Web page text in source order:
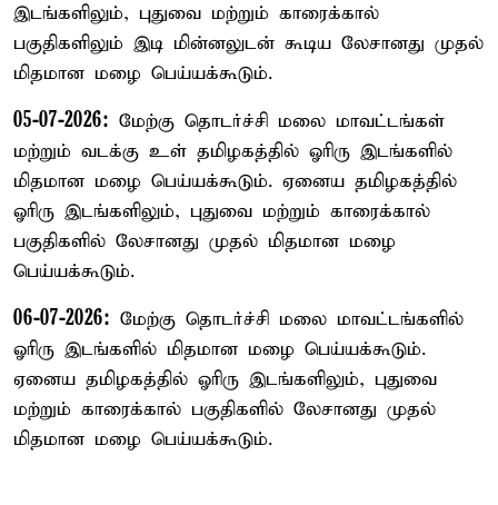
இடங்களிலும், புதுவை மற்றும் காரைக்கால்
பகுதிகளிலும் இடி மின்னலுடன் கூடிய லேசானது முதல்
மிதமான மழை பெய்யக்கூடும்.
05-07-2026: மேற்கு தொடர்ச்சி மலை மாவட்டங்கள்
மற்றும் வடக்கு உள் தமிழகத்தில் ஓரிரு இடங்களில்
மிதமான மழை பெய்யக்கூடும். ஏனைய தமிழகத்தில்
ஓரிரு இடங்களிலும், புதுவை மற்றும் காரைக்கால்
பகுதிகளில் லேசானது முதல் மிதமான மழை
பெய்யக்கூடும்.
06-07-2026: மேற்கு தொடர்ச்சி மலை மாவட்டங்களில்
ஓரிரு இடங்களில் மிதமான மழை பெய்யக்கூடும்.
ஏனைய தமிழகத்தில் ஓரிரு இடங்களிலும், புதுவை
மற்றும் காரைக்கால் பகுதிகளில் லேசானது முதல்
மிதமான மழை பெய்யக்கூடும்.